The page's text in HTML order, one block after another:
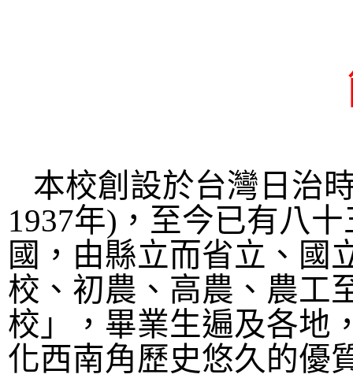
本校創設於台灣日治
1937年) ，至今已有八
國，由縣立而省立、國
校、初農、高農、農工
校 」
，畢業生遍及各地
化西南角歷史悠久的優